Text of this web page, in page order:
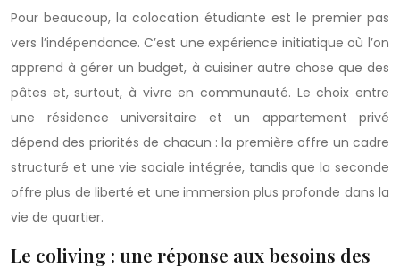
Pour beaucoup, la colocation étudiante est le premier pas
vers l’indépendance. C’est une expérience initiatique où l’on
apprend à gérer un budget, à cuisiner autre chose que des
pâtes et, surtout, à vivre en communauté. Le choix entre
une résidence universitaire et un appartement privé
dépend des priorités de chacun : la première offre un cadre
structuré et une vie sociale intégrée, tandis que la seconde
offre plus de liberté et une immersion plus profonde dans la
vie de quartier.
Le coliving : une réponse aux besoins des